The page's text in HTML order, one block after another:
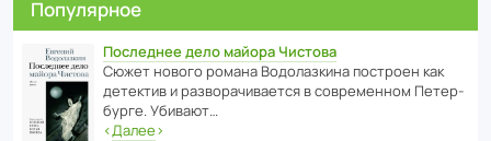
Популярное
Последнее дело майора Чистова
Сюжет нового романа Водо­ла­з­кина пост­роен как
дете­ктив и разво­ра­чи­ва­ется в совре­менном Пете­р­
бурге. Убивают…
‹Далее›